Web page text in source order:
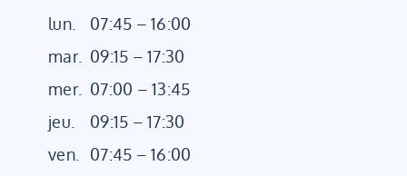
lun.
07:45 – 16:00
mar. 09:15 – 17:30
mer. 07:00 – 13:45
jeu.
09:15 – 17:30
ven.
07:45 – 16:00